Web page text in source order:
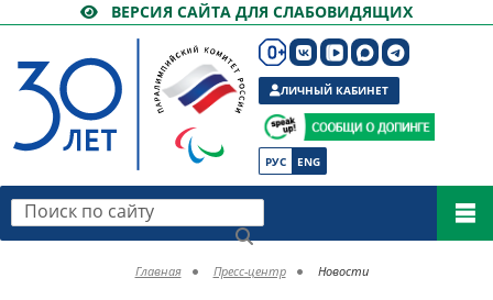
ВЕРСИЯ САЙТА ДЛЯ СЛАБОВИДЯЩИХ
РУС ENG
ЛИЧНЫЙ КАБИНЕТ
Поиск по сайту
Главная Пресс-центр Новости